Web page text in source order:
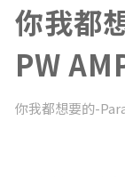
你我都
PW
你我都想要的-